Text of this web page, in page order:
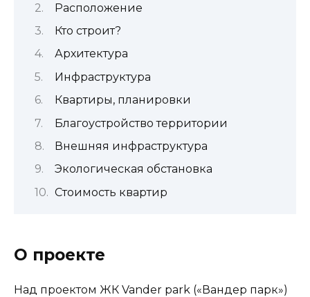
Расположение
Кто строит?
Архитектура
Инфраструктура
Квартиры, планировки
Благоустройство территории
Внешняя инфраструктура
Экологическая обстановка
Стоимость квартир
О проекте
Над проектом ЖК Vander park («Вандер парк»)